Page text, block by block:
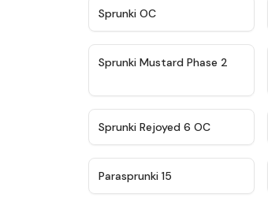
Sprunki OC
★ 4.4
Sprunki Mustard Phase 2
★
Sprunki Rejoyed 6 OC
Parasprunki 15